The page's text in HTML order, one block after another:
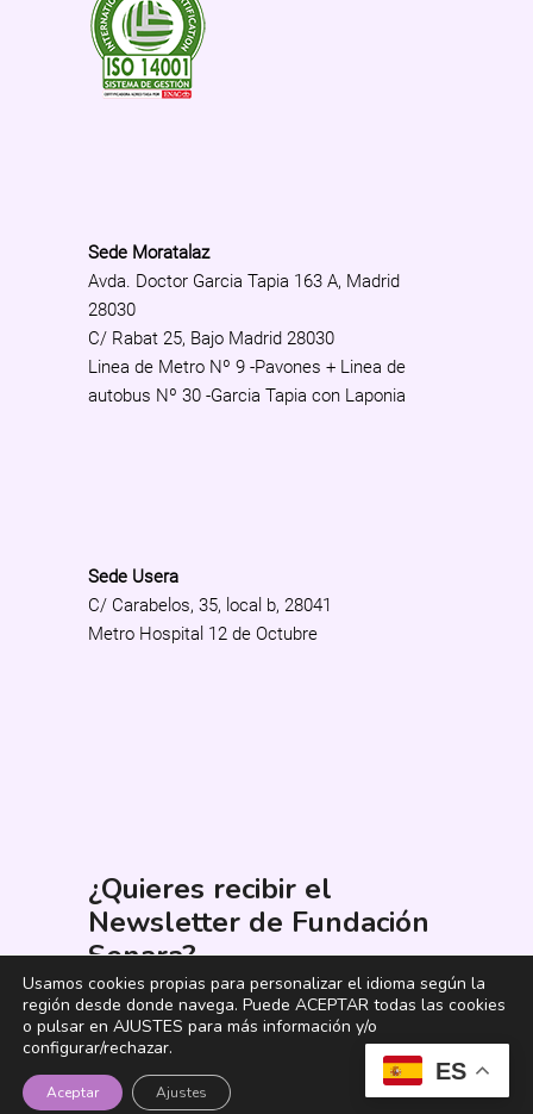
Sede Moratalaz
Avda. Doctor Garcia Tapia 163 A, Madrid
28030
C/ Rabat 25, Bajo Madrid 28030
Linea de Metro Nº 9 -Pavones + Linea de
autobus Nº 30 -Garcia Tapia con Laponia
Sede Usera
C/ Carabelos, 35, local b, 28041
Metro Hospital 12 de Octubre
¿Quieres recibir el
Newsletter de Fundación
Senara?
He leído y acepto los términos y
condiciones*
ES
Usamos cookies propias para personalizar el idioma según la
región desde donde navega. Puede ACEPTAR todas las cookies
o pulsar en AJUSTES para más información y/o
configurar/rechazar.
Aceptar Ajustes